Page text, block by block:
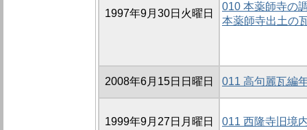
1997年9月30日火曜日
010 本薬師寺
本薬師寺出土の
2008年6月15日日曜日 011 高句麗瓦編
1999年9月27日月曜日 011 西隆寺旧境